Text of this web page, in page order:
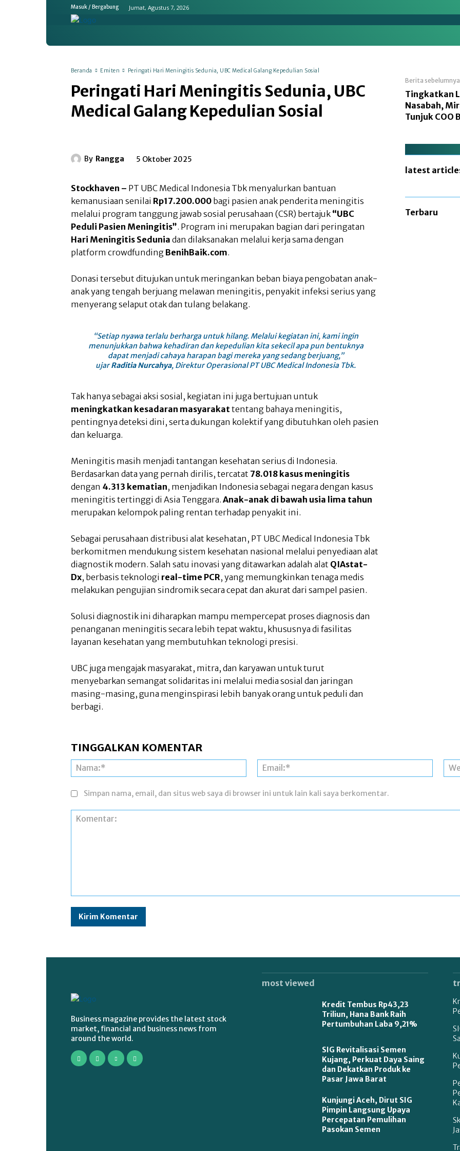
Masuk / Bergabung Jumat, Agustus 7, 2026
Beranda Emiten Peringati Hari Meningitis Sedunia, UBC Medical Galang Kepedulian Sosial
Peringati Hari Meningitis Sedunia, UBC
Medical Galang Kepedulian Sosial
By Rangga 5 Oktober 2025
Stockhaven – PT UBC Medical Indonesia Tbk menyalurkan bantuan
kemanusiaan senilai Rp17.200.000 bagi pasien anak penderita meningitis
melalui program tanggung jawab sosial perusahaan (CSR) bertajuk “UBC
Peduli Pasien Meningitis”. Program ini merupakan bagian dari peringatan
Hari Meningitis Sedunia dan dilaksanakan melalui kerja sama dengan
platform crowdfunding BenihBaik.com.
Donasi tersebut ditujukan untuk meringankan beban biaya pengobatan anak-
anak yang tengah berjuang melawan meningitis, penyakit infeksi serius yang
menyerang selaput otak dan tulang belakang.
“Setiap nyawa terlalu berharga untuk hilang. Melalui kegiatan ini, kami ingin
menunjukkan bahwa kehadiran dan kepedulian kita sekecil apa pun bentuknya
dapat menjadi cahaya harapan bagi mereka yang sedang berjuang,”
ujarRaditia Nurcahya, Direktur Operasional PT UBC Medical Indonesia Tbk.
Tak hanya sebagai aksi sosial, kegiatan ini juga bertujuan untuk
meningkatkan kesadaran masyarakattentang bahaya meningitis,
pentingnya deteksi dini, serta dukungan kolektif yang dibutuhkan oleh pasien
dan keluarga.
Meningitis masih menjadi tantangan kesehatan serius di Indonesia.
Berdasarkan data yang pernah dirilis, tercatat 78.018 kasus meningitis
dengan 4.313 kematian, menjadikan Indonesia sebagai negara dengan kasus
meningitis tertinggi di Asia Tenggara. Anak-anak di bawah usia lima tahun
merupakan kelompok paling rentan terhadap penyakit ini.
Sebagai perusahaan distribusi alat kesehatan, PT UBC Medical Indonesia Tbk
berkomitmen mendukung sistem kesehatan nasional melalui penyediaan alat
diagnostik modern. Salah satu inovasi yang ditawarkan adalah alat QIAstat-
Dx, berbasis teknologi real-time PCR, yang memungkinkan tenaga medis
melakukan pengujian sindromik secara cepat dan akurat dari sampel pasien.
Solusi diagnostik ini diharapkan mampu mempercepat proses diagnosis dan
penanganan meningitis secara lebih tepat waktu, khususnya di fasilitas
layanan kesehatan yang membutuhkan teknologi presisi.
UBC juga mengajak masyarakat, mitra, dan karyawan untuk turut
menyebarkan semangat solidaritas ini melalui media sosial dan jaringan
masing-masing, guna menginspirasi lebih banyak orang untuk peduli dan
berbagi.
Berita sebelumnya
Tingkatkan
Nasabah,
Tunjuk COO
latest
Terbaru
TINGGALKAN KOMENTAR
Nama:* Email:*
Simpan nama, email, dan situs web saya di browser ini untuk lain kali saya berkomentar.
Business magazine provides the latest stock
market, financial and business news from
around the world.
most viewed
Kredit Tembus Rp43,23
Triliun, Hana Bank Raih
Pertumbuhan Laba 9,21%
SIG Revitalisasi Semen
Kujang, Perkuat Daya Saing
dan Dekatkan Produk ke
Pasar Jawa Barat
Kunjungi Aceh, Dirut SIG
Pimpin Langsung Upaya
Percepatan Pemulihan
Pasokan Semen